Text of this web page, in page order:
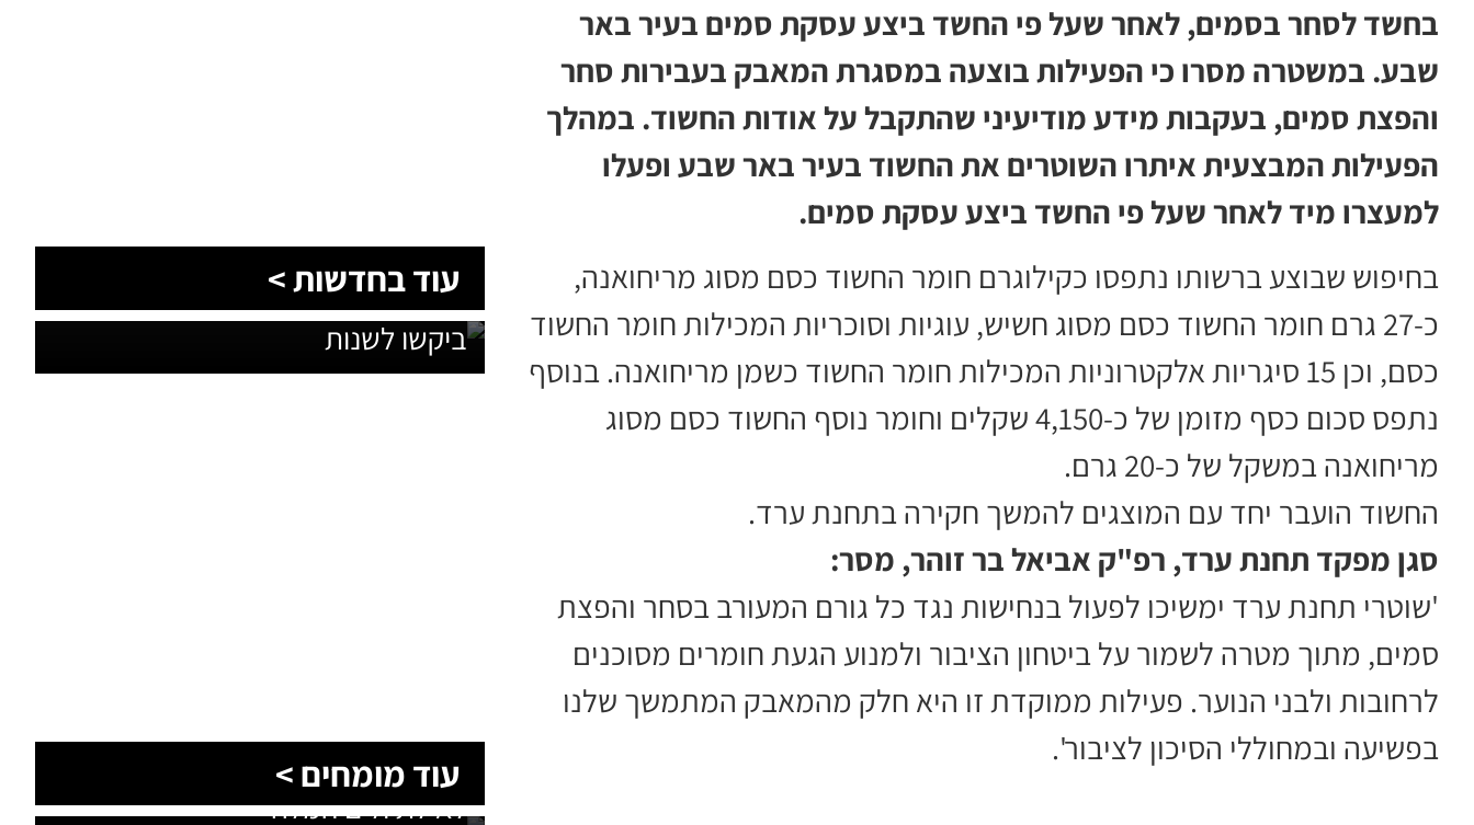
בחשד לסחר בסמים, לאחר שעל פי החשד ביצע עסקת סמים בעיר באר
שבע. במשטרה מסרו כי הפעילות בוצעה במסגרת המאבק בעבירות סחר
והפצת סמים, בעקבות מידע מודיעיני שהתקבל על אודות החשוד. במהלך
הפעילות המבצעית איתרו השוטרים את החשוד בעיר באר שבע ופעלו
למעצרו מיד לאחר שעל פי החשד ביצע עסקת סמים.
בחיפוש שבוצע ברשותו נתפסו כקילוגרם חומר החשוד כסם מסוג מריחואנה,
כ-27 גרם חומר החשוד כסם מסוג חשיש, עוגיות וסוכריות המכילות חומר החשוד
כסם, וכן 15 סיגריות אלקטרוניות המכילות חומר החשוד כשמן מריחואנה. בנוסף
נתפס סכום כסף מזומן של כ-4,150 שקלים וחומר נוסף החשוד כסם מסוג
מריחואנה במשקל של כ-20 גרם.
החשוד הועבר יחד עם המוצגים להמשך חקירה בתחנת ערד.
סגן מפקד תחנת ערד, רפ"ק אביאל בר זוהר, מסר:
'שוטרי תחנת ערד ימשיכו לפעול בנחישות נגד כל גורם המעורב בסחר והפצת
סמים, מתוך מטרה לשמור על ביטחון הציבור ולמנוע הגעת חומרים מסוכנים
לרחובות ולבני הנוער. פעילות ממוקדת זו היא חלק מהמאבק המתמשך שלנו
בפשיעה ובמחוללי הסיכון לציבור'.
עוד מומחים >
הסעות בדרום 2026: כך מתכננים
נסיעה קבוצתית מושלמת לנגב,
לאילת ולים המלח